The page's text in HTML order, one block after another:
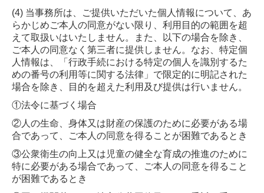
(4) 当事務所は、ご提供いただいた個人情報について、あ
らかじめご本人の同意がない限り、利用目的の範囲を超
えて取扱いはいたしません。また、以下の場合を除き、
ご本人の同意なく第三者に提供しません。なお、特定個
人情報は、「行政手続における特定の個人を識別するた
めの番号の利用等に関する法律」で限定的に明記された
場合を除き、目的を超えた利用及び提供は行いません。
①法令に基づく場合
②人の生命、身体又は財産の保護のために必要がある場
合であって、ご本人の同意を得ることが困難であるとき
③公衆衛生の向上又は児童の健全な育成の推進のために
特に必要がある場合であって、ご本人の同意を得ること
が困難であるとき